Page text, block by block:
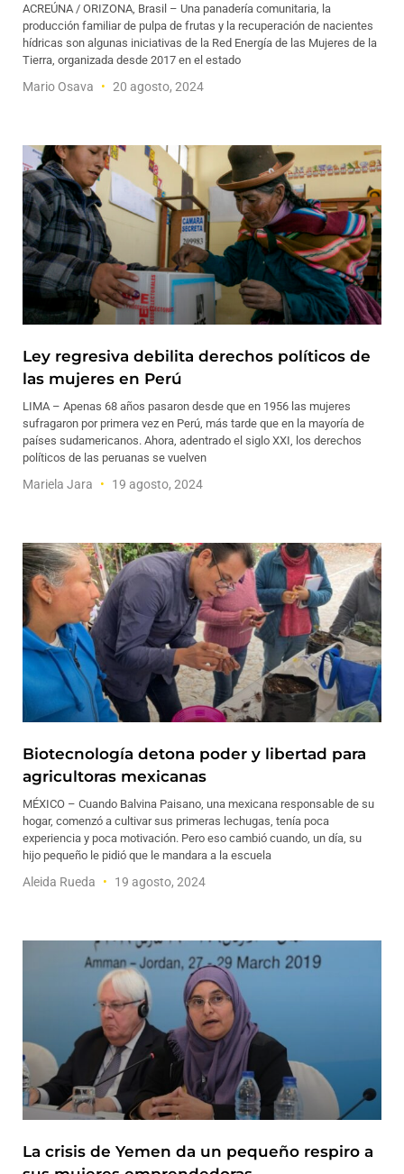
ACREÚNA / ORIZONA, Brasil – Una panadería comunitaria, la
producción familiar de pulpa de frutas y la recuperación de nacientes
hídricas son algunas iniciativas de la Red Energía de las Mujeres de la
Tierra, organizada desde 2017 en el estado
Mario Osava 20 agosto, 2024
Ley regresiva debilita derechos políticos de
las mujeres en Perú
LIMA – Apenas 68 años pasaron desde que en 1956 las mujeres
sufragaron por primera vez en Perú, más tarde que en la mayoría de
países sudamericanos. Ahora, adentrado el siglo XXI, los derechos
políticos de las peruanas se vuelven
Mariela Jara 19 agosto, 2024
Biotecnología detona poder y libertad para
agricultoras mexicanas
MÉXICO – Cuando Balvina Paisano, una mexicana responsable de su
hogar, comenzó a cultivar sus primeras lechugas, tenía poca
experiencia y poca motivación. Pero eso cambió cuando, un día, su
hijo pequeño le pidió que le mandara a la escuela
Aleida Rueda 19 agosto, 2024
La crisis de Yemen da un pequeño respiro a